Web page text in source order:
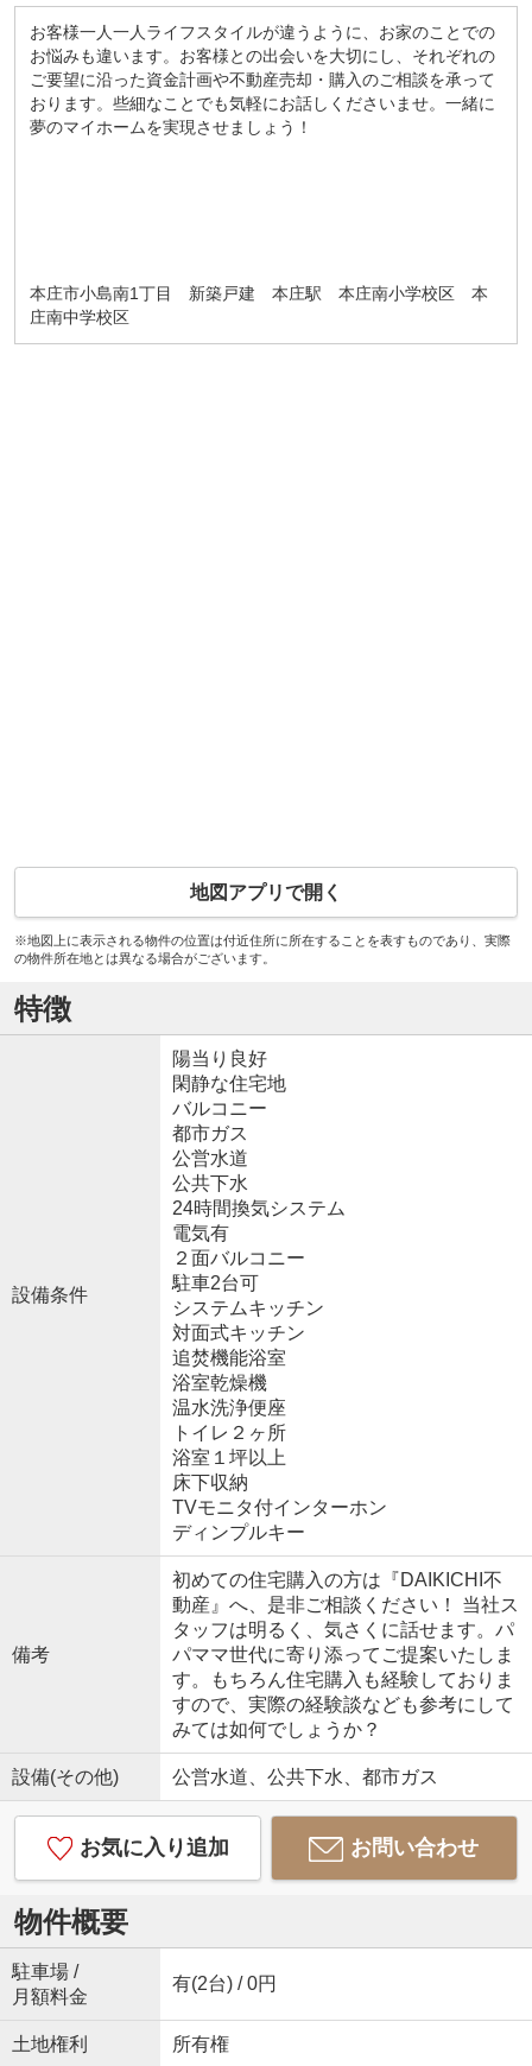
お客様一人一人ライフスタイルが違うように、お家のことでの
お悩みも違います。お客様との出会いを大切にし、それぞれの
ご要望に沿った資金計画や不動産売却・購入のご相談を承って
おります。些細なことでも気軽にお話しくださいませ。一緒に
夢のマイホームを実現させましょう！
本庄市小島南1丁目 新築戸建 本庄駅 本庄南小学校区 本
庄南中学校区
地図アプリで開く
※地図上に表示される物件の位置は付近住所に所在することを表すものであり、実際
の物件所在地とは異なる場合がございます。
特徴
設備条件
陽当り良好
閑静な住宅地
バルコニー
都市ガス
公営水道
公共下水
24時間換気システム
電気有
２面バルコニー
駐車2台可
システムキッチン
対面式キッチン
追焚機能浴室
浴室乾燥機
温水洗浄便座
トイレ２ヶ所
浴室１坪以上
床下収納
TVモニタ付インターホン
ディンプルキー
備考
初めての住宅購入の方は『DAIKICHI不
動産』へ、是非ご相談ください！ 当社ス
タッフは明るく、気さくに話せます。パ
パママ世代に寄り添ってご提案いたしま
す。もちろん住宅購入も経験しておりま
すので、実際の経験談なども参考にして
みては如何でしょうか？
設備(その他) 公営水道、公共下水、都市ガス
お気に入り追加 お問い合わせ
物件概要
駐車場 /
月額料金
有(2台) / 0円
土地権利 所有権